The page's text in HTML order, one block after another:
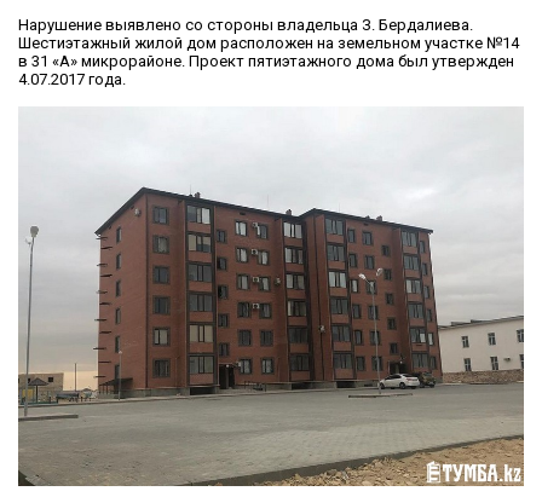
Нарушение выявлено со стороны владельца З. Бердалиева.
Шестиэтажный жилой дом расположен на земельном участке №14
в 31 «А» микрорайоне. Проект пятиэтажного дома был утвержден
4.07.2017 года.